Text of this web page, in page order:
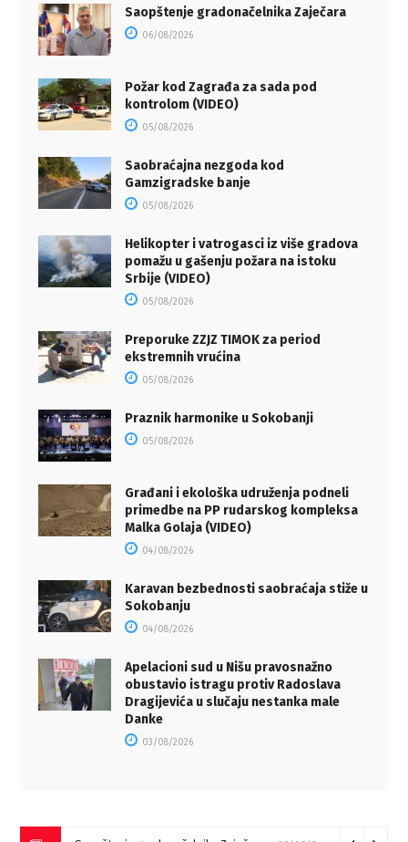
Saopštenje gradonačelnika Zaječara
06/08/2026
Požar kod Zagrađa za sada pod
kontrolom (VIDEO)
05/08/2026
Saobraćajna nezgoda kod
Gamzigradske banje
05/08/2026
Helikopter i vatrogasci iz više gradova
pomažu u gašenju požara na istoku
Srbije (VIDEO)
05/08/2026
Preporuke ZZJZ TIMOK za period
ekstremnih vrućina
05/08/2026
Praznik harmonike u Sokobanji
05/08/2026
Građani i ekološka udruženja podneli
primedbe na PP rudarskog kompleksa
Malka Golaja (VIDEO)
04/08/2026
Karavan bezbednosti saobraćaja stiže u
Sokobanju
04/08/2026
Apelacioni sud u Nišu pravosnažno
obustavio istragu protiv Radoslava
Dragijevića u slučaju nestanka male
Danke
03/08/2026